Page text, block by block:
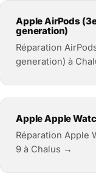
Apple AirPods
generation)
Réparation
generation) à
Apple Apple
Réparation Apple
9 à Chalus →